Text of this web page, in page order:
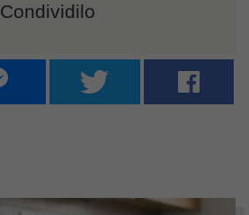
Condividilo